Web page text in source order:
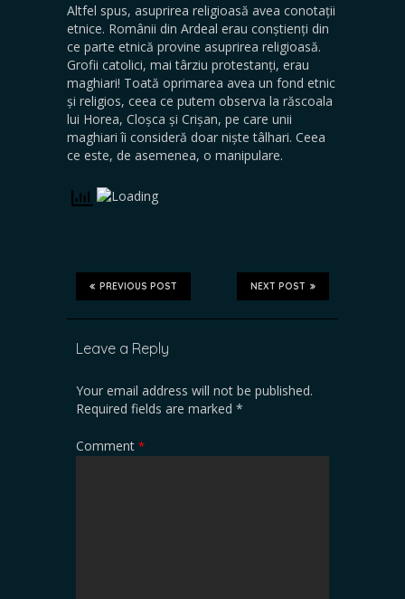
Altfel spus, asuprirea religioasă avea conotații
etnice. Românii din Ardeal erau conștienți din
ce parte etnică provine asuprirea religioasă.
Grofii catolici, mai târziu protestanți, erau
maghiari! Toată oprimarea avea un fond etnic
și religios, ceea ce putem observa la răscoala
lui Horea, Cloșca și Crișan, pe care unii
maghiari îi consideră doar niște tâlhari. Ceea
ce este, de asemenea, o manipulare.
NEXT POST
PREVIOUS POST
Leave a Reply
Your email address will not be published.
Required fields are marked *
Comment *